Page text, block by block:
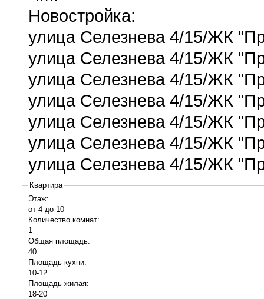
Новостройка:
улица Селезнева 4/15/ЖК
улица Селезнева 4/15/ЖК
улица Селезнева 4/15/ЖК
улица Селезнева 4/15/ЖК
улица Селезнева 4/15/ЖК
улица Селезнева 4/15/ЖК
улица Селезнева 4/15/ЖК
Квартира
Этаж:
от 4 до 10
Количество комнат:
1
Общая площадь:
40
Площадь кухни:
10-12
Площадь жилая:
18-20